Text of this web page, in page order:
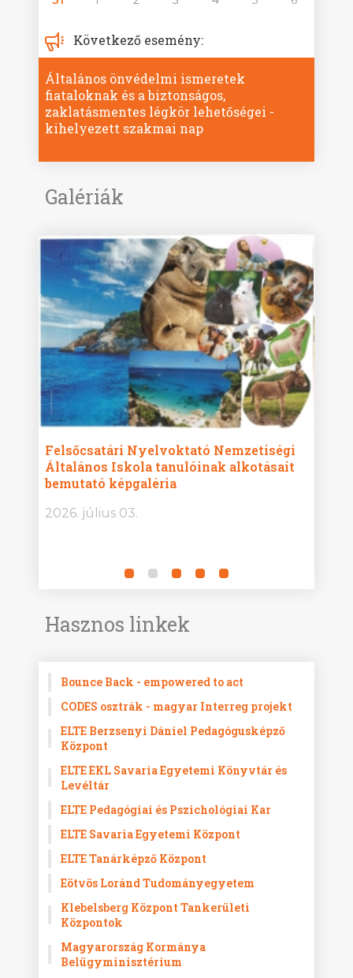
Következő esemény:
Általános önvédelmi ismeretek
fiataloknak és a biztonságos,
zaklatásmentes légkör lehetőségei -
kihelyezett szakmai nap
Galériák
Felsőcsatári Nyelvoktató Nemzetiségi
Általános Iskola tanulóinak alkotásait
bemutató képgaléria
2026. július 03.
Hasznos linkek
Bounce Back - empowered to act
CODES osztrák - magyar Interreg projekt
ELTE Berzsenyi Dániel Pedagógusképző
Központ
ELTE EKL Savaria Egyetemi Könyvtár és
Levéltár
ELTE Pedagógiai és Pszichológiai Kar
ELTE Savaria Egyetemi Központ
ELTE Tanárképző Központ
Eötvös Loránd Tudományegyetem
Klebelsberg Központ Tankerületi
Központok
Magyarország Kormánya
Belügyminisztérium